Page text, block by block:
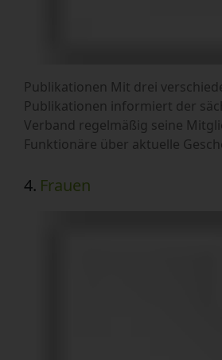
Publikationen Mit drei
Publikationen informiert der
Verband regelmäßig seine
Funktionäre über aktuelle
4. Frauen